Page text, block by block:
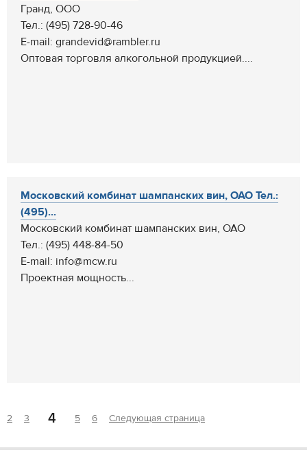
Гранд, ООО
Тел.: (495) 728-90-46
E-mail: grandevid@rambler.ru
Оптовая торговля алкогольной продукцией....
Московский комбинат шампанских вин, ОАО Тел.:
(495)...
Московский комбинат шампанских вин, ОАО
Тел.: (495) 448-84-50
E-mail: info@mcw.ru
Проектная мощность...
2 3 4 5 6 Следующая страница